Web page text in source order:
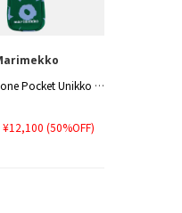
Knitted Phone Pocket Unikko ショルダーバッグ
¥12,100 (50%OFF)